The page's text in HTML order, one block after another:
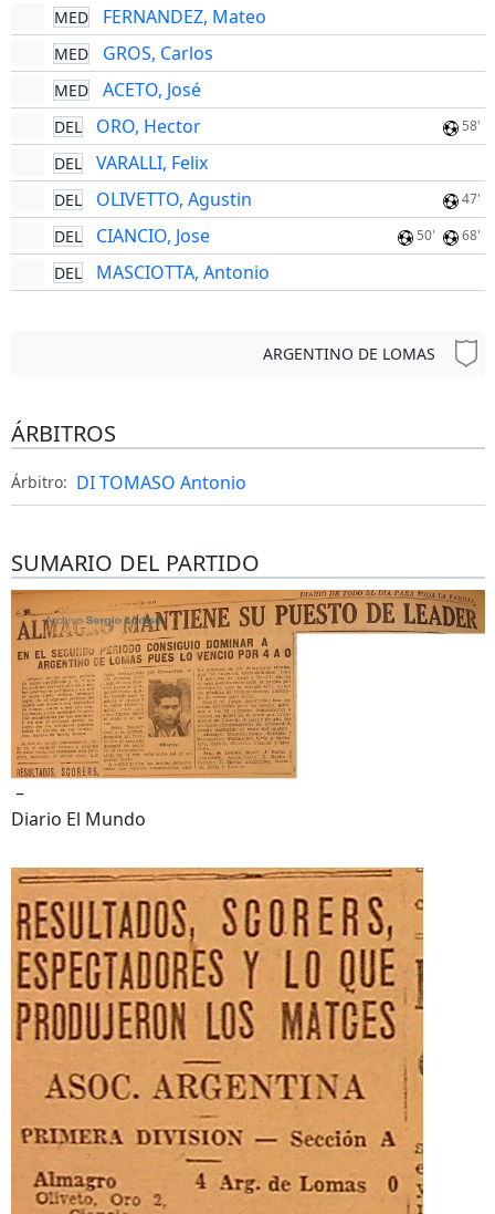
MED FERNANDEZ, Mateo
MED GROS, Carlos
MED ACETO, José
DEL ORO, Hector 58'
DEL VARALLI, Felix
DEL OLIVETTO, Agustin 47'
DEL CIANCIO, Jose 50' 68'
DEL MASCIOTTA, Antonio
ARGENTINO DE LOMAS
ÁRBITROS
Árbitro: DI TOMASO Antonio
SUMARIO DEL PARTIDO
–
Diario El Mundo